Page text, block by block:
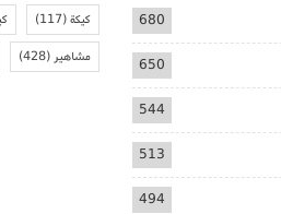
680
650
544
513
494
كيكة(117)
مشاهير(428)